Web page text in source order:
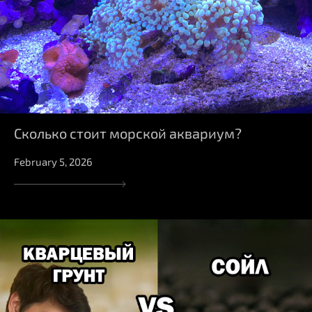
Сколько стоит морской аквариум?
February 5, 2026